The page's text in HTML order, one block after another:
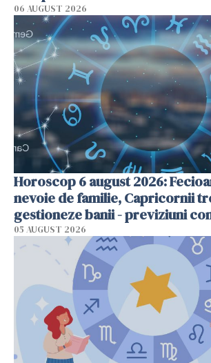
06 AUGUST 2026
Horoscop 6 august 2026:
nevoie de familie, Capricornii
gestioneze banii - previziuni
05 AUGUST 2026